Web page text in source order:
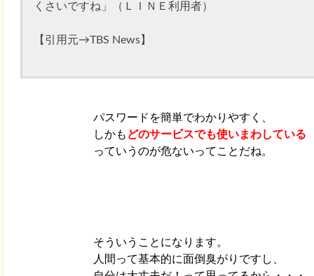
くさいですね」（ＬＩＮＥ利用者）
【引用元→TBS News】
パスワードを簡単でわかりやすく、
しかも どのサービスでも使いまわしている
っていうのが危ないってことだね。
そういうことになります。
人間って基本的に面倒臭がりですし、